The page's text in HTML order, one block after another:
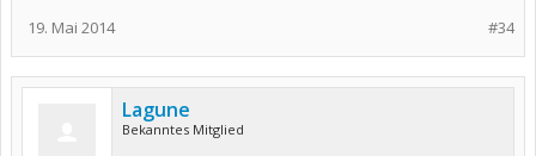
#34
19. Mai 2014
Lagune
Bekanntes Mitglied